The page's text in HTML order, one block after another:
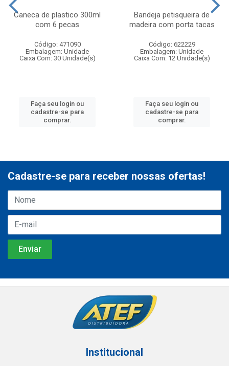
Caneca de plastico 300ml
com 6 pecas
Código: 471090
Embalagem: Unidade
Caixa Com: 30 Unidade(s)
Faça seu login ou
cadastre-se para
comprar.
Bandeja petisqueira de
madeira com porta tacas
Código: 622229
Embalagem: Unidade
Caixa Com: 12 Unidade(s)
Faça seu login ou
cadastre-se para
comprar.
Cadastre-se para receber nossas ofertas!
Institucional